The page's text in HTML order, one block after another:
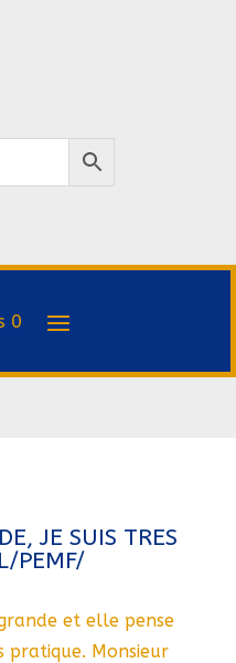
0
JE SUIS TRES
PEMF/
et elle pense
pratique. Monsieur